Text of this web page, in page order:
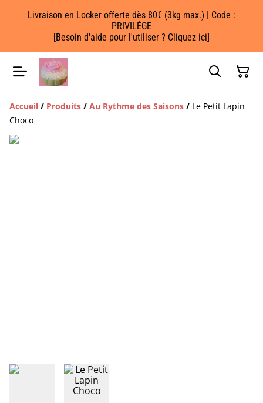
Livraison en Locker offerte dès 80€ (3kg max.) | Code :
PRIVILÈGE
[Besoin d'aide pour l'utiliser ? Cliquez ici]
Accueil / Produits / Au Rythme des Saisons / Le Petit Lapin
Choco